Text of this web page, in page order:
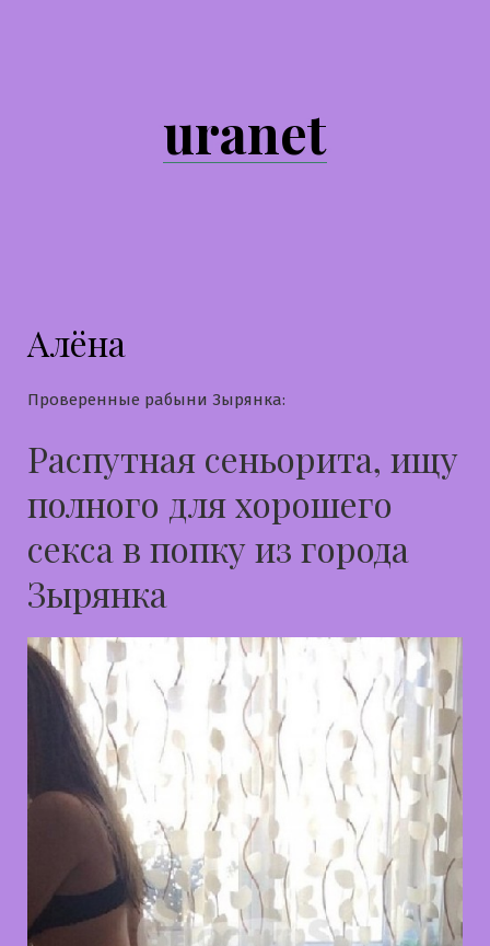
uranet
Алёна
Проверенные рабыни Зырянка:
Распутная сеньорита, ищу
полного для хорошего
секса в попку из города
Зырянка